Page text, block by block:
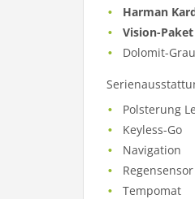
Harman
Vision-Paket
Dolomit-Grau
Polsterung
Keyless-Go
Navigation
Regensensor
Tempomat